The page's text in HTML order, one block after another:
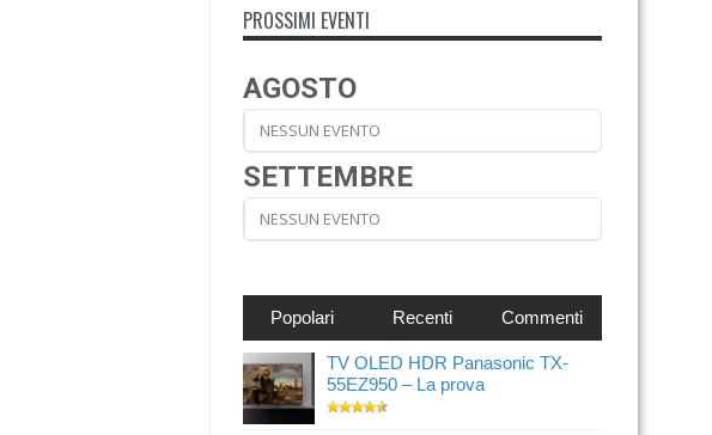
PROSSIMI EVENTI
AGOSTO
NESSUN EVENTO
SETTEMBRE
NESSUN EVENTO
Popolari Recenti Commenti
TV OLED HDR Panasonic TX-
55EZ950 – La prova